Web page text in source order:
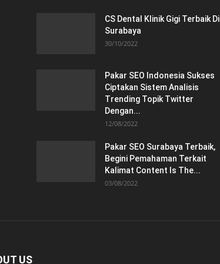
CS Dental Klinik Gigi Terbaik Di
Surabaya
30/10/2022
Pakar SEO Indonesia Sukses
Ciptakan Sistem Analisis
Trending Topik Twitter
Dengan...
12/08/2022
Pakar SEO Surabaya Terbaik,
Begini Pemahaman Terkait
Kalimat Content Is The...
03/08/2022
US